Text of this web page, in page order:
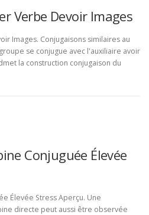
Verbe Devoir Images
Images. Conjugaisons similaires au
se conjugue avec l'auxiliaire avoir
la construction conjugaison du
Conjuguée Élevée
Élevée Stress Aperçu. Une
directe peut aussi être observée